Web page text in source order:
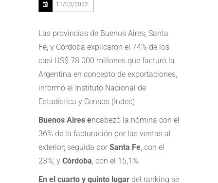
11/03/2022
Las provincias de Buenos Aires, Santa
Fe, y Córdoba explicaron el 74% de los
casi US$ 78.000 millones que facturó la
Argentina en concepto de exportaciones,
informó el Instituto Nacional de
Estadística y Censos (Indec)
Buenos Aires encabezó la nómina con el
36% de la facturación por las ventas al
exterior; seguida por Santa Fe , con el
23%; y Córdoba , con el 15,1%.
En el cuarto y quinto lugar del ranking se